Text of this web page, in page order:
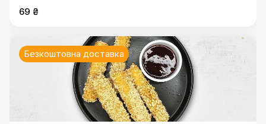
69 ₴
Безкоштовна доставка